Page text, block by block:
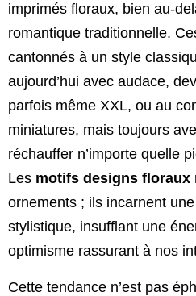
imprimés floraux, bien au-
romantique traditionnelle.
cantonnés à un style
aujourd’hui avec audace,
parfois même XXL, ou au
miniatures, mais toujours
réchauffer n’importe quelle
Les motifs designs floraux
ornements ; ils incarnent
stylistique, insufflant une
optimisme rassurant à nos
Cette tendance n’est pas